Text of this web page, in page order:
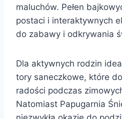
maluchów. Pełen
postaci i interaktywnych
do zabawy i odkrywania
Dla aktywnych rodzin
tory saneczkowe, które
radości podczas
Natomiast Papugarnia